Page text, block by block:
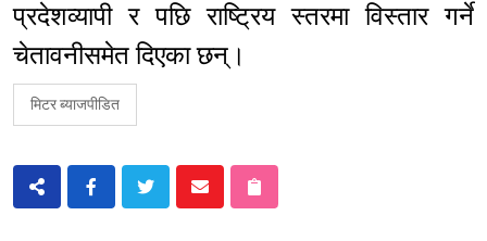
प्रदेशव्यापी र पछि राष्ट्रिय स्तरमा विस्तार गर्ने
चेतावनीसमेत दिएका छन्।
मिटर ब्याजपीडित